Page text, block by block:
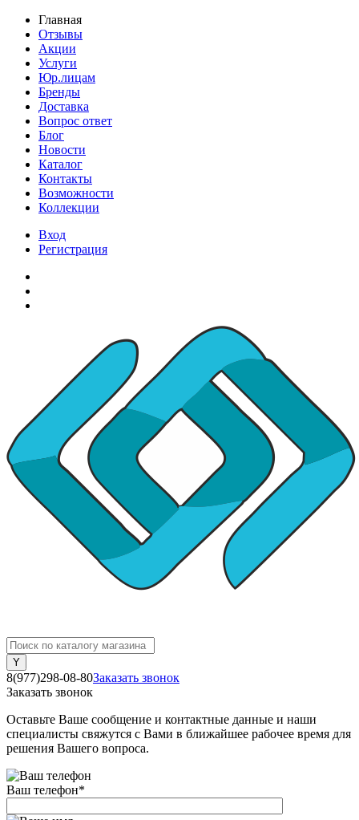
Главная
Отзывы
Акции
Услуги
Юр.лицам
Бренды
Доставка
Вопрос ответ
Блог
Новости
Каталог
Контакты
Возможности
Коллекции
Вход
Регистрация
8(977)298-08-80Заказать звонок
Заказать звонок
Оставьте Ваше сообщение и контактные данные и наши
специалисты свяжутся с Вами в ближайшее рабочее время для
решения Вашего вопроса.
Ваш телефон*